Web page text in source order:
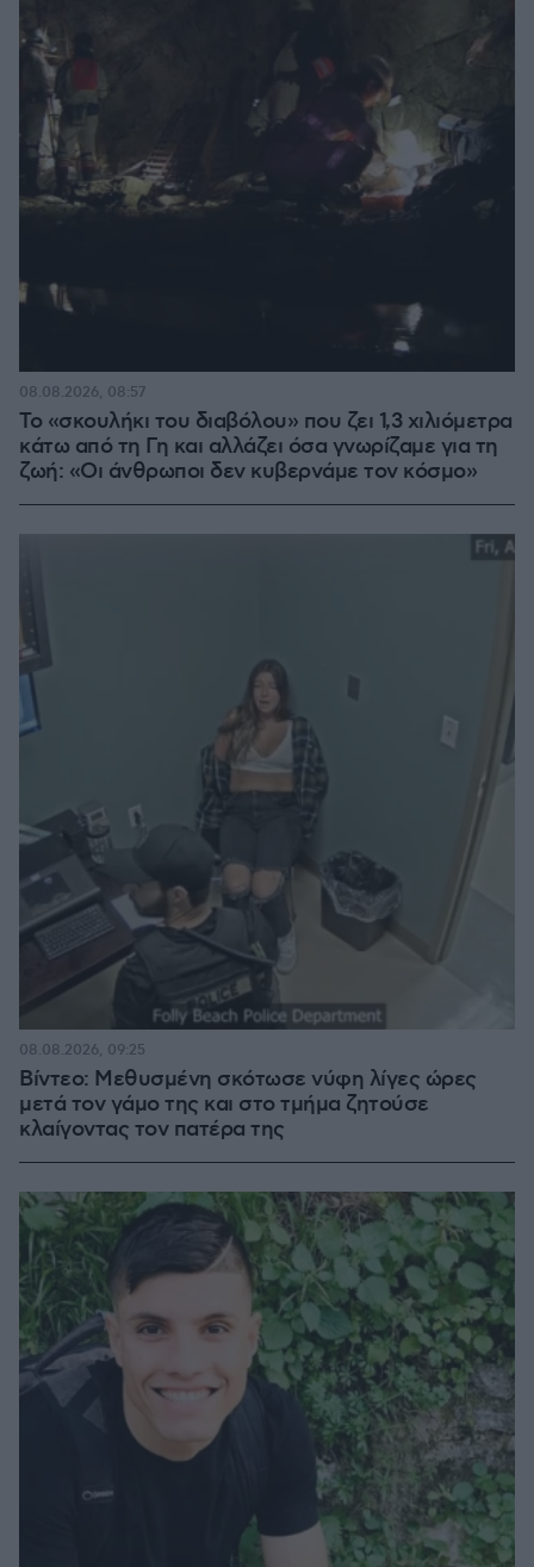
Το «σκουλήκι του διαβόλου» που ζει 1,3 χιλιόμετρα
κάτω από τη Γη και αλλάζει όσα γνωρίζαμε για τη
ζωή: «Οι άνθρωποι δεν κυβερνάμε τον κόσμο»
08.08.2026, 08:57
Βίντεο: Μεθυσμένη σκότωσε νύφη λίγες ώρες
μετά τον γάμο της και στο τμήμα ζητούσε
κλαίγοντας τον πατέρα της
08.08.2026, 09:25